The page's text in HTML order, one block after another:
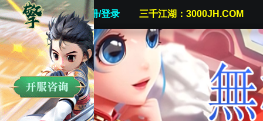
首页 发帖/注册/登录 三千江湖：3000JH.COM